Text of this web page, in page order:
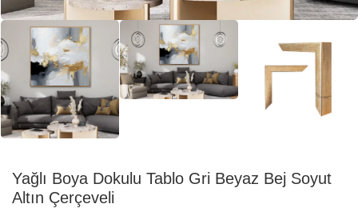
Yağlı Boya Dokulu Tablo Gri Beyaz Bej Soyut
Altın Çerçeveli